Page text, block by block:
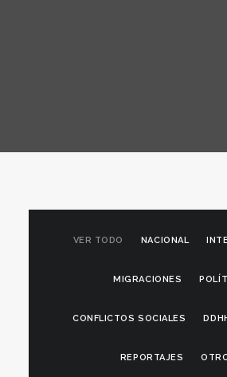
VER TODO NACIONAL
MIGRACIONES
CONFLICTOS SOCIALES
REPORTAJES